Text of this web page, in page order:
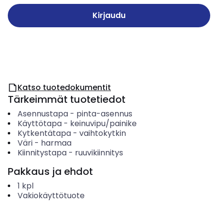
Kirjaudu
Katso tuotedokumentit
Tärkeimmät tuotetiedot
Asennustapa- pinta-asennus
Käyttötapa- keinuvipu/painike
Kytkentätapa- vaihtokytkin
Väri- harmaa
Kiinnitystapa- ruuvikiinnitys
Pakkaus ja ehdot
1 kpl
Vakiokäyttötuote